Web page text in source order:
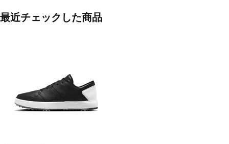
最近チェックした商品